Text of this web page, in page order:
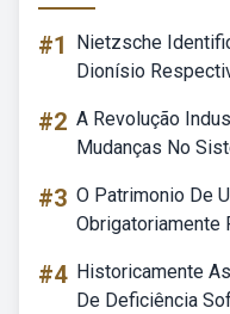
#1
Nietzsche
Dionísio
#2 A Revolução
Mudanças No
#3 O Patrimonio De
Obrigatoriamente
#4 Historicamente
De Deficiência